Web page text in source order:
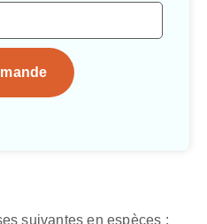
suivantes en espèces :